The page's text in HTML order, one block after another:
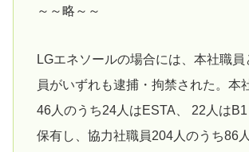
～～略～～
LGエネソールの場合には、本社職
員がいずれも逮捕・拘禁された。本
46人のうち24人はESTA、 22人は
保有し、協力社職員204人のうち86